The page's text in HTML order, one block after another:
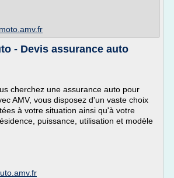
- Devis assurance auto
cherchez une assurance auto pour
AMV, vous disposez d'un vaste choix
à votre situation ainsi qu'à votre
puissance, utilisation et modèle